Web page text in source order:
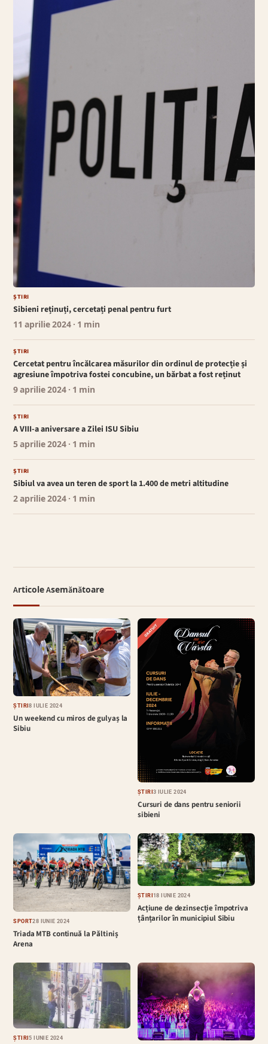
ȘTIRI
Sibieni reținuți, cercetați penal pentru furt
11 aprilie 2024 · 1 min
ȘTIRI
Cercetat pentru încălcarea măsurilor din ordinul de protecție și
agresiune împotriva fostei concubine, un bărbat a fost reținut
9 aprilie 2024 · 1 min
ȘTIRI
A VIII-a aniversare a Zilei ISU Sibiu
5 aprilie 2024 · 1 min
ȘTIRI
Sibiul va avea un teren de sport la 1.400 de metri altitudine
2 aprilie 2024 · 1 min
Articole Asemănătoare
ȘTIRI8 IULIE 2024
Un weekend cu miros de gulyaș la
Sibiu
ȘTIRI3 IULIE 2024
Cursuri de dans pentru seniorii
sibieni
SPORT28 IUNIE 2024
Triada MTB continuă la Păltiniș
Arena
ȘTIRI18 IUNIE 2024
Acțiune de dezinsecție împotriva
țânțarilor în municipiul Sibiu
ȘTIRI5 IUNIE 2024